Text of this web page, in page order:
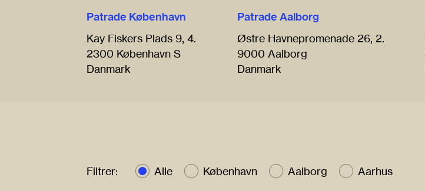
Patrade København
Kay Fiskers Plads 9, 4.
2300 København S
Danmark
Patrade Aalborg
Østre Havnepromenade 26, 2.
9000 Aalborg
Danmark
Filtrer: Alle København Aalborg Aarhus